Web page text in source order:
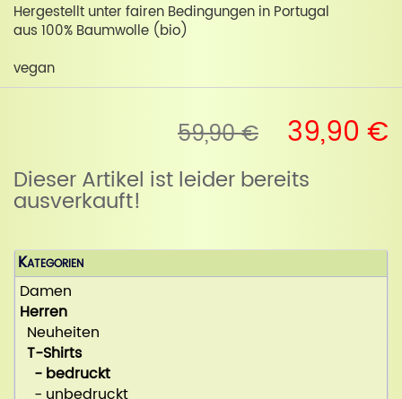
Hergestellt unter fairen Bedingungen in Portugal
aus 100% Baumwolle (bio)
vegan
59,90 € 39,90 €
Dieser Artikel ist leider bereits
ausverkauft!
Kategorien
Damen
Herren
Neuheiten
T-Shirts
- bedruckt